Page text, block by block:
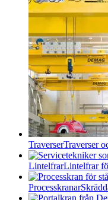
TraverserTraverser
LintelfrarLintelfrar
Processkranar